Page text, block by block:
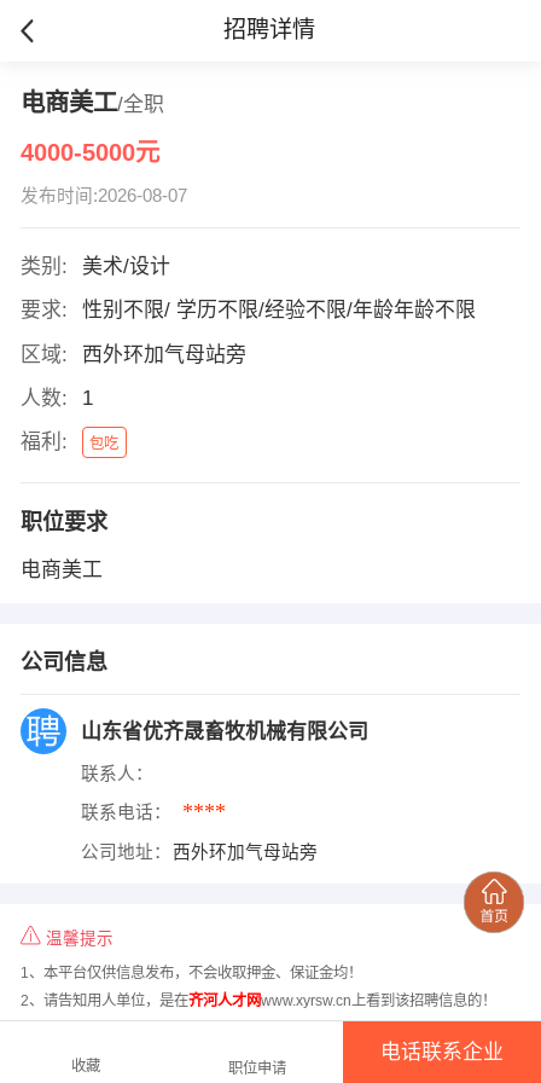
招聘详情
电商美工/全职
4000-5000元
发布时间:2026-08-07
类别:
美术/设计
要求:
性别不限/ 学历不限/经验不限/年龄年龄不限
区域:
西外环加气母站旁
人数:
1
福利:
包吃
职位要求
电商美工
公司信息
山东省优齐晟畜牧机械有限公司
联系人：
联系电话： ****
公司地址： 西外环加气母站旁
温馨提示
1、本平台仅供信息发布，不会收取押金、保证金均！
2、请告知用人单位，是在齐河人才网www.xyrsw.cn上看到该招聘信息的！
收藏 职位申请
电话联系企业